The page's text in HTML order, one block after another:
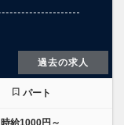
過去の求人
パート